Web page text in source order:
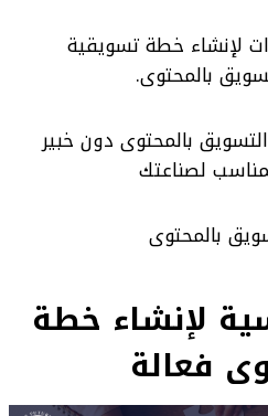
أهم 5 خطوات لإنشاء خطة تسويقية
بالمحتوى.
بالمحتوى دون خبير
لصناعتك
بالمحتوى
لإنشاء خطة
فعالة